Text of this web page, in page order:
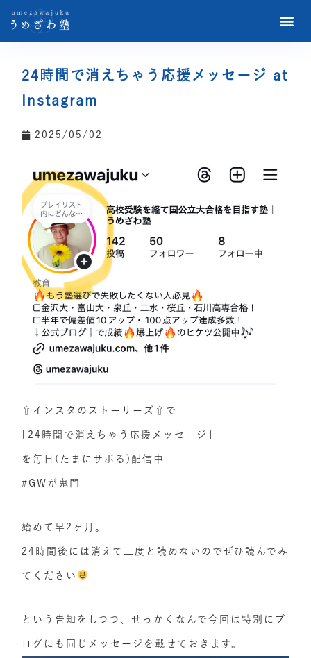
24時間で消えちゃう応援メッセージ at
Instagram
2025/05/02
⇧インスタのストーリーズ⇧で
｢24時間で消えちゃう応援メッセージ｣
を毎日(たまにサボる)配信中
#GWが鬼門
始めて早2ヶ月。
24時間後には消えて二度と読めないのでぜひ読んでみ
てください
という告知をしつつ、せっかくなんで今回は特別にブ
ログにも同じメッセージを載せておきます。